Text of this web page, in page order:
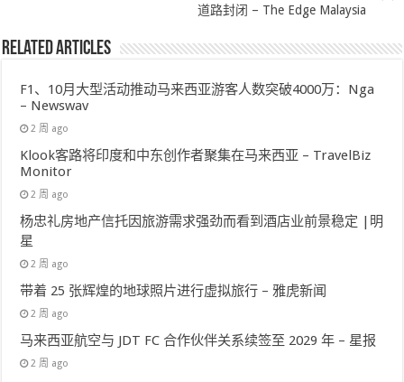
道路封闭 – The Edge Malaysia
Related Articles
F1、10月大型活动推动马来西亚游客人数突破4000万：Nga
– Newswav
2 周 ago
Klook客路将印度和中东创作者聚集在马来西亚 – TravelBiz
Monitor
2 周 ago
杨忠礼房地产信托因旅游需求强劲而看到酒店业前景稳定 |明
星
2 周 ago
带着 25 张辉煌的地球照片进行虚拟旅行 – 雅虎新闻
2 周 ago
马来西亚航空与 JDT FC 合作伙伴关系续签至 2029 年 – 星报
2 周 ago